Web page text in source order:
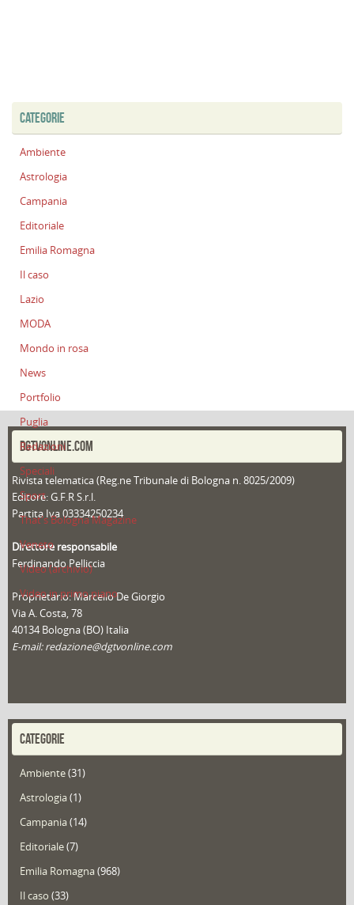
CATEGORIE
Ambiente
Astrologia
Campania
Editoriale
Emilia Romagna
Il caso
Lazio
MODA
Mondo in rosa
News
Portfolio
Puglia
Redazioni
Speciali
Sport
That's Bologna Magazine
Veneto
Video (archivio)
Video in primo piano
DGTVONLINE.COM
Rivista telematica (Reg.ne Tribunale di Bologna n. 8025/2009)
Editore: G.F.R S.r.l.
Partita Iva 03334250234
Direttore responsabile
Ferdinando Pelliccia
Proprietario: Marcello De Giorgio
Via A. Costa, 78
40134 Bologna (BO) Italia
E-mail: redazione@dgtvonline.com
CATEGORIE
Ambiente(31)
Astrologia(1)
Campania(14)
Editoriale(7)
Emilia Romagna(968)
Il caso (33)